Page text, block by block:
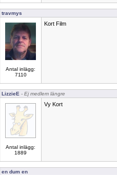
travmys
Antal inlägg:
7110
Kort Film
LizzieE - Ej medlem längre
Antal inlägg:
1889
Vy Kort
en dum en